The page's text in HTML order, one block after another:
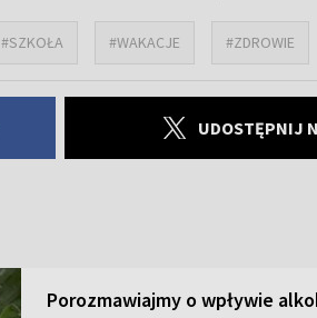
#SZKOŁA #WAKACJE #ZDROWIE
UDOSTĘPNIJ
Porozmawiajmy o wpływie